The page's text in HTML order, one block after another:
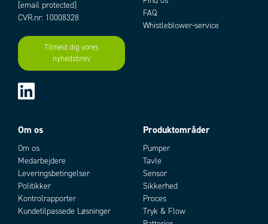
Add to existing cart row
[email protected]
CVR.nr: 10008328
Tilmeld dig vores
nyhedsbrev
FAQ
Whistleblower-service
Om os
Om os
Medarbejdere
Leveringsbetingelser
Politikker
Kontrolrapporter
Kundetilpassede Løsninger
Produktområder
Pumper
Tavle
Sensor
Sikkerhed
Proces
Tryk & Flow